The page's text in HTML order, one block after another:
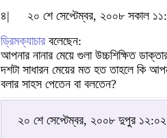
৪|
২০ শে সেপ্টেম্বর, ২০০৮ সকাল
ড্রিমক্যাচার বলেছেন:
আপনার নানার মেয়ে গুলা উচ্চশিক্ষিত
দশটা সাধারন মেয়ের মত হত তাহলে কি
বলার সাহস পেতেন বা বলতেন?
২০ শে সেপ্টেম্বর, ২০০৮ দুপুর ১২:০২